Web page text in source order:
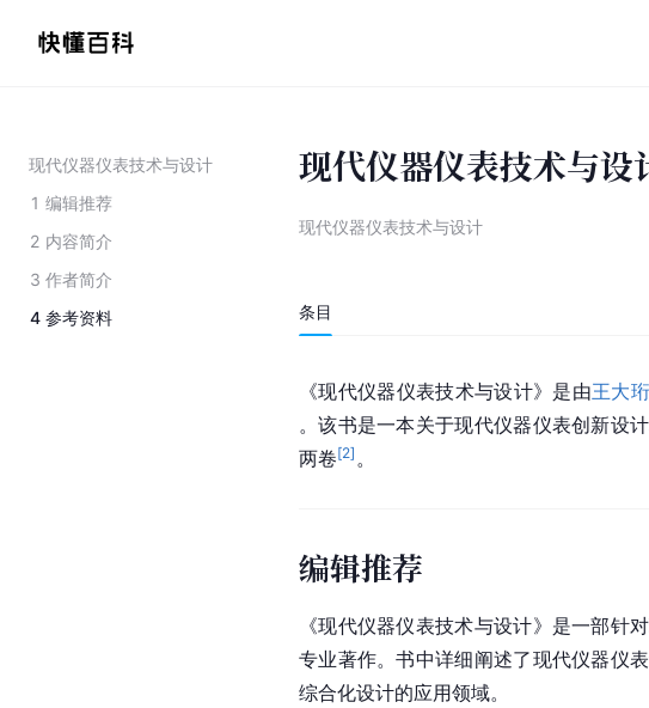
现代仪器仪表技术与设计
1 编辑推荐
2 内容简介
3 作者简介
4 参考资料
现代仪器仪表技术与设
现代仪器仪表技术与设计
条目
《现代仪器仪表技术与设计》是由王大
。该书是一本关于现代仪器仪表创新设
两卷[2] 。
编辑推荐
《现代仪器仪表技术与设计》是一部针
专业著作。书中详细阐述了现代仪器仪
综合化设计的应用领域。